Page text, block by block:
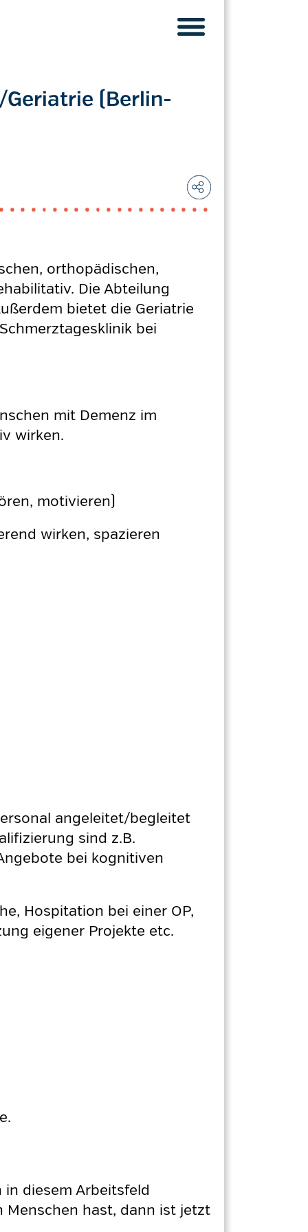
(Berlin-
orthopädischen,
Die Abteilung
bietet die Geriatrie
bei
mit Demenz im
wirken.
motivieren)
wirken, spazieren
angeleitet/begleitet
sind z.B.
bei kognitiven
Hospitation bei einer OP,
eigener Projekte etc.
.
diesem Arbeitsfeld
hast, dann ist jetzt